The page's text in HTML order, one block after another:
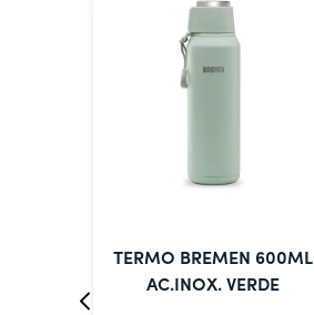
TERMO BREMEN 600ML
AC.INOX. VERDE